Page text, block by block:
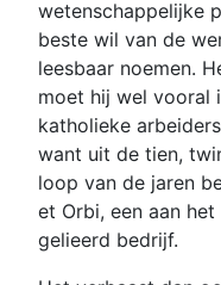
wetenschappelijke
beste wil van de
leesbaar noemen.
moet hij wel vooral
katholieke
want uit de tien,
loop van de jaren
et Orbi, een aan
gelieerd bedrijf.